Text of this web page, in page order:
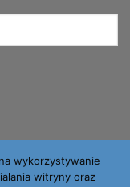
MasterCard
wykorzystywanie
witryny oraz